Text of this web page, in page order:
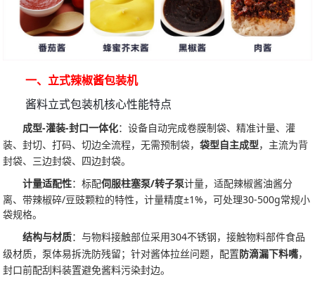
一、立式辣椒酱包装机
酱料立式包装机核心性能特点
成型-灌装-封口一体化：设备自动完成卷膜制袋、精准计量、灌
装、封切、打码、切边全流程，无需预制袋，袋型自主成型，主流为背
封袋、三边封袋、四边封袋。
计量适配性：标配伺服柱塞泵/转子泵计量，适配辣椒酱油酱分
离、带辣椒碎/豆豉颗粒的特性，计量精度±1%，可处理30-500g常规小
袋规格。
结构与材质：与物料接触部位采用304不锈钢，接触物料部件食品
级材质，泵体易拆洗防残留；针对酱体拉丝问题，配置防滴漏下料嘴，
封口前配刮料装置避免酱料污染封边。